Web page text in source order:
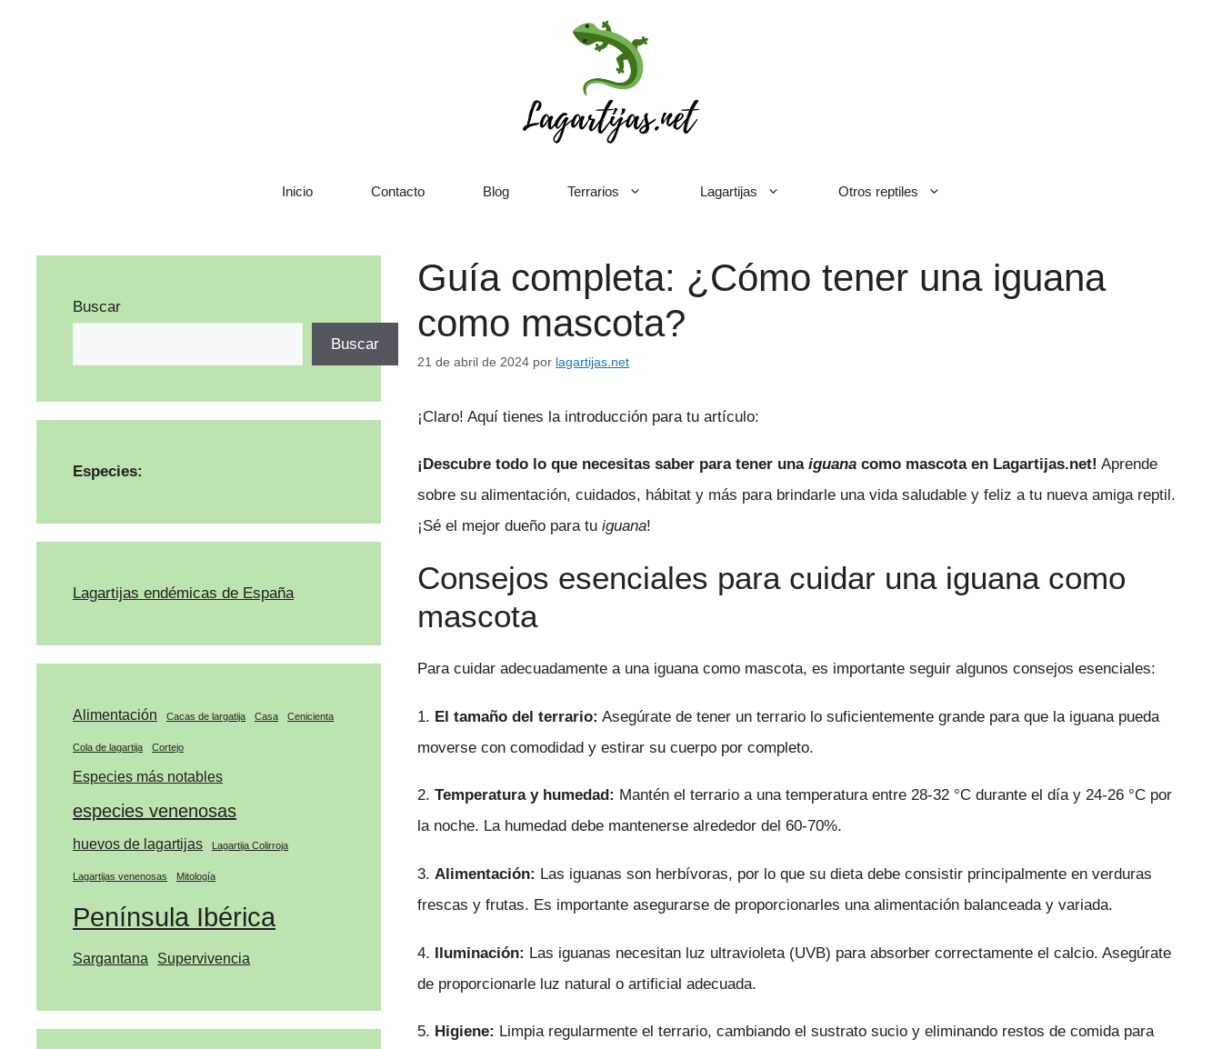
Inicio Contacto Blog Terrarios Lagartijas Otros reptiles
Guía completa: ¿Cómo tener una iguana
como mascota?
21 de abril de 2024 por lagartijas.net
¡Claro! Aquí tienes la introducción para tu artículo:
¡Descubre todo lo que necesitas saber para tener unaiguana como mascota en Lagartijas.net! Aprende
sobre su alimentación, cuidados, hábitat y más para brindarle una vida saludable y feliz a tu nueva amiga reptil.
¡Sé el mejor dueño para tuiguana!
Consejos esenciales para cuidar una iguana como
mascota
Para cuidar adecuadamente a una iguana como mascota, es importante seguir algunos consejos esenciales:
1. El tamaño del terrario: Asegúrate de tener un terrario lo suficientemente grande para que la iguana pueda
moverse con comodidad y estirar su cuerpo por completo.
2.Temperatura y humedad: Mantén el terrario a una temperatura entre 28-32 °C durante el día y 24-26 °C por
la noche. La humedad debe mantenerse alrededor del 60-70%.
3.Alimentación: Las iguanas son herbívoras, por lo que su dieta debe consistir principalmente en verduras
frescas y frutas. Es importante asegurarse de proporcionarles una alimentación balanceada y variada.
4. Iluminación: Las iguanas necesitan luz ultravioleta (UVB) para absorber correctamente el calcio. Asegúrate
de proporcionarle luz natural o artificial adecuada.
5. Higiene: Limpia regularmente el terrario, cambiando el sustrato sucio y eliminando restos de comida para
Buscar
Buscar
Especies:
Lagartijas endémicas de España
Alimentación Cacas de largatija Casa Cenicienta
Cola de lagartija Cortejo
Especies más notables
especies venenosas
huevos de lagartijas Lagartija Colirroja
Lagartijas venenosas Mitología
Península Ibérica
Sargantana Supervivencia